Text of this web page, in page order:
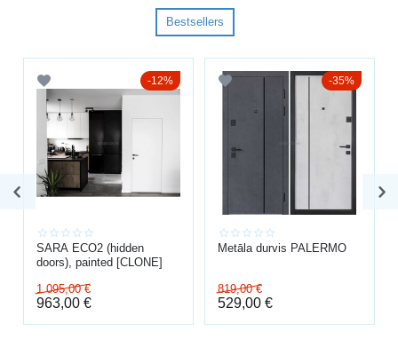
Bestsellers
12%
SARA ECO2 (hidden
doors), painted [CLONE]
1 095,00 €
963,00 €
35%
Metāla durvis PALERMO
819,00 €
529,00 €